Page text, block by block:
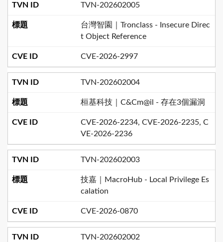
TVN-202602005
台灣智園｜Tronclass - Insecure Direc
t Object Reference
CVE-2026-2997
TVN-202602004
桓基科技｜C&Cm@il - 存在3個漏洞
CVE-2026-2234, CVE-2026-2235, C
VE-2026-2236
TVN-202602003
技嘉｜MacroHub - Local Privilege Es
calation
CVE-2026-0870
TVN-202602002